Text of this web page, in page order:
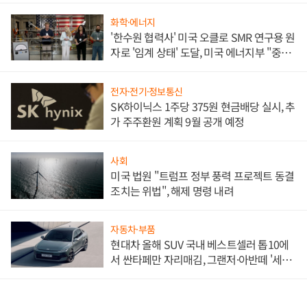
화학·에너지
'한수원 협력사' 미국 오클로 SMR 연구용 원
자로 '임계 상태' 도달, 미국 에너지부 "중요
전자·전기·정보통신
SK하이닉스 1주당 375원 현금배당 실시, 추
가 주주환원 계획 9월 공개 예정
사회
미국 법원 "트럼프 정부 풍력 프로젝트 동결
조치는 위법", 해제 명령 내려
자동차·부품
현대차 올해 SUV 국내 베스트셀러 톱10에
서 싼타페만 자리매김, 그랜저·아반떼 '세단